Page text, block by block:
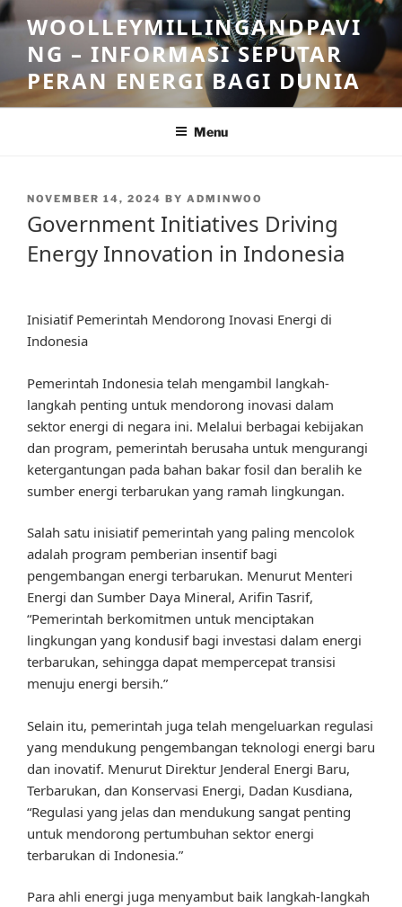
Skip
to
content
WOOLLEYMILLINGANDPAVI
NG – INFORMASI SEPUTAR
PERAN ENERGI BAGI DUNIA
Menu
POSTED
NOVEMBER 14, 2024 BY ADMINWOO
Government Initiatives Driving
Energy Innovation in Indonesia
Inisiatif Pemerintah Mendorong Inovasi Energi di
Indonesia
Pemerintah Indonesia telah mengambil langkah-
langkah penting untuk mendorong inovasi dalam
sektor energi di negara ini. Melalui berbagai kebijakan
dan program, pemerintah berusaha untuk mengurangi
ketergantungan pada bahan bakar fosil dan beralih ke
sumber energi terbarukan yang ramah lingkungan.
Salah satu inisiatif pemerintah yang paling mencolok
adalah program pemberian insentif bagi
pengembangan energi terbarukan. Menurut Menteri
Energi dan Sumber Daya Mineral, Arifin Tasrif,
“Pemerintah berkomitmen untuk menciptakan
lingkungan yang kondusif bagi investasi dalam energi
terbarukan, sehingga dapat mempercepat transisi
menuju energi bersih.”
Selain itu, pemerintah juga telah mengeluarkan regulasi
yang mendukung pengembangan teknologi energi baru
dan inovatif. Menurut Direktur Jenderal Energi Baru,
Terbarukan, dan Konservasi Energi, Dadan Kusdiana,
“Regulasi yang jelas dan mendukung sangat penting
untuk mendorong pertumbuhan sektor energi
terbarukan di Indonesia.”
Para ahli energi juga menyambut baik langkah-langkah